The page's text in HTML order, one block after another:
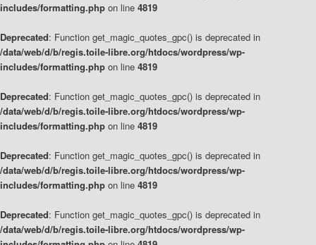
includes/formatting.php on line 4819
Deprecated: Function get_magic_quotes_gpc() is deprecated in
/data/web/d/b/regis.toile-libre.org/htdocs/wordpress/wp-
includes/formatting.php on line 4819
Deprecated: Function get_magic_quotes_gpc() is deprecated in
/data/web/d/b/regis.toile-libre.org/htdocs/wordpress/wp-
includes/formatting.php on line 4819
Deprecated: Function get_magic_quotes_gpc() is deprecated in
/data/web/d/b/regis.toile-libre.org/htdocs/wordpress/wp-
includes/formatting.php on line 4819
Deprecated: Function get_magic_quotes_gpc() is deprecated in
/data/web/d/b/regis.toile-libre.org/htdocs/wordpress/wp-